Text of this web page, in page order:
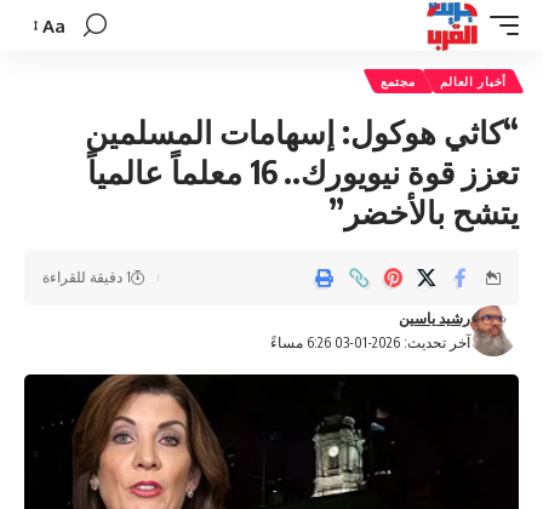
تغيير
Aa
أخبار العالم مجتمع
“كاثي هوكول: إسهامات المسلمين
تعزز قوة نيويورك.. 16 معلماً عالمياً
يتشح بالأخضر”
آخر تحديث: 2026-01-03 6:26 مساءً
رشيد ياسين
1 دقيقة للقراءة